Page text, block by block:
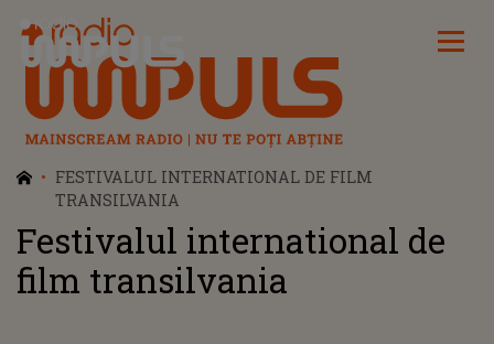
Radio Impuls
FESTIVALUL INTERNATIONAL DE FILM
TRANSILVANIA
Festivalul international de
film transilvania